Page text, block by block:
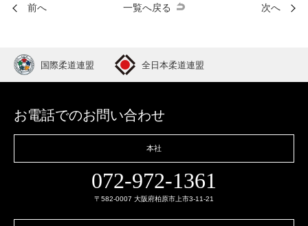
前へ 一覧へ戻る 次へ
国際柔道連盟 全日本柔道連盟
お電話でのお問い合わせ
本社
072-972-1361
〒582-0007 大阪府柏原市上市3-11-21